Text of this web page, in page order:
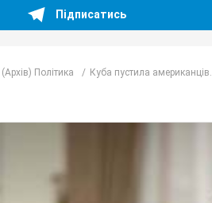
Підписатись
(Архів) Політика Куба пустила американців...